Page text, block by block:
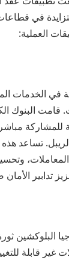
في
العملية:
في الخدمات
قامت البنوك
للمشاركة
تساعد
المعاملات،
تدابير الأمان
البلوكشين
غير قابلة